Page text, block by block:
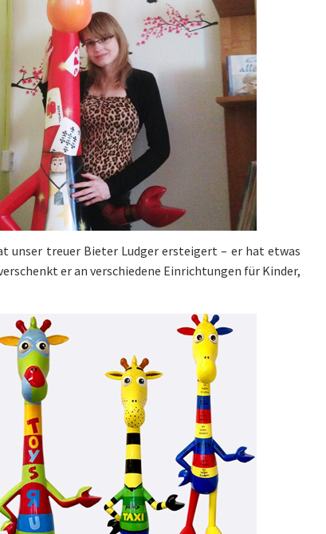
unser treuer Bieter Ludger ersteigert – er hat etwas
er an verschiedene Einrichtungen für Kinder,